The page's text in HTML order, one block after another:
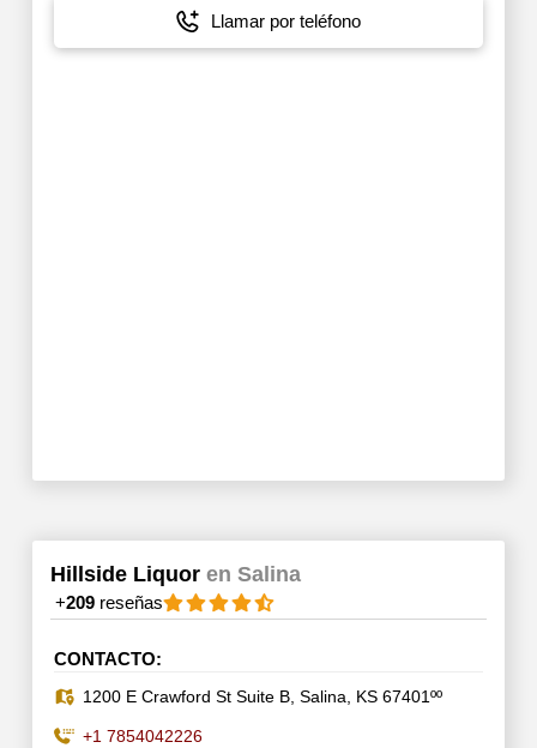
Llamar por teléfono
Hillside Liquor en Salina
+209reseñas
CONTACTO:
1200 E Crawford St Suite B, Salina, KS 67401ºº
+1 7854042226